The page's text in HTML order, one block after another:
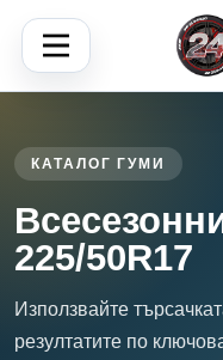
КАТАЛОГ ГУМИ
225/50R17
Използвайте
резултатите по